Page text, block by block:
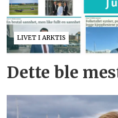
LIVET I ARKTIS
Dette ble